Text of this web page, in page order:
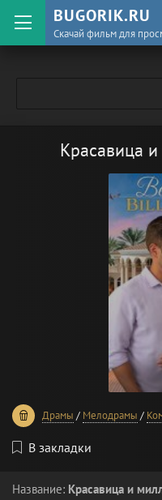
BUGORIK.RU
Скачай фильм для
Красавица
Драмы / Мелодрамы /
60
В закладки
Название: Красавица и